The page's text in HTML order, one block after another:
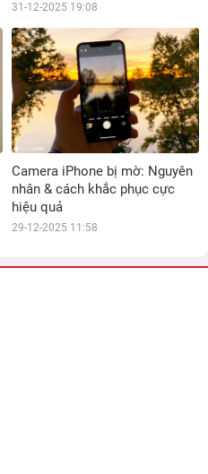
31-12-2025 19:08
Camera iPhone bị mờ: Nguyên
nhân & cách khắc phục cực
hiệu quả
29-12-2025 11:58